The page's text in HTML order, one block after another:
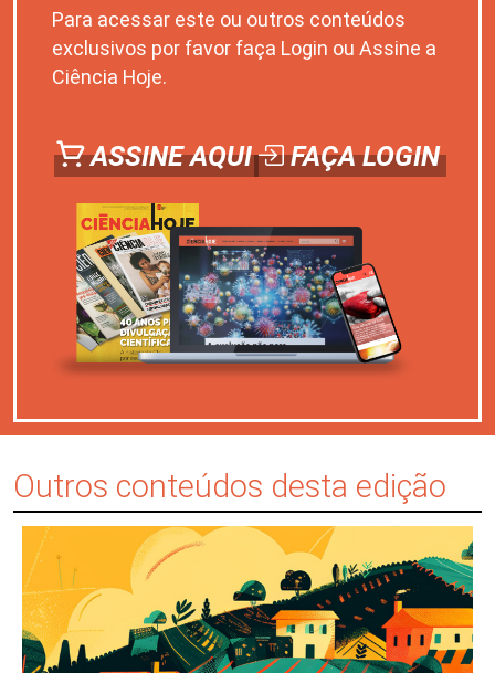
Para acessar este ou outros conteúdos
exclusivos por favor faça Login ou Assine a
Ciência Hoje.
ASSINE AQUI FAÇA LOGIN
Outros conteúdos desta edição